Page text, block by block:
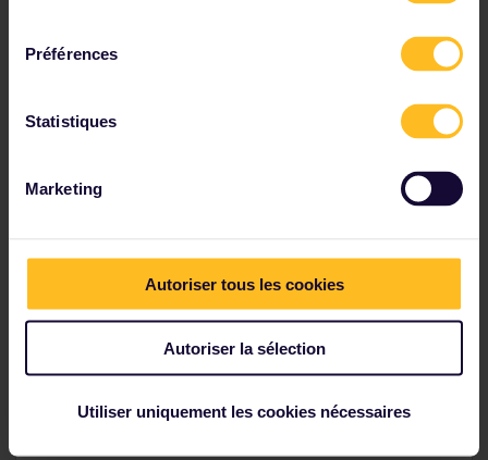
Préférences
Statistiques
Marketing
Autoriser tous les cookies
Autoriser la sélection
Utiliser uniquement les cookies nécessaires
Oslo : là où ville et nature ne font
Oslo, capitale norvégienne située entre Oslofjord et
Oslomarka, illustre parfaitement la volonté des
Norvégiens à développer une ville respectueuse du